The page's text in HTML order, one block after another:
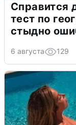
Справится
тест по
стыдно
6 августа 129